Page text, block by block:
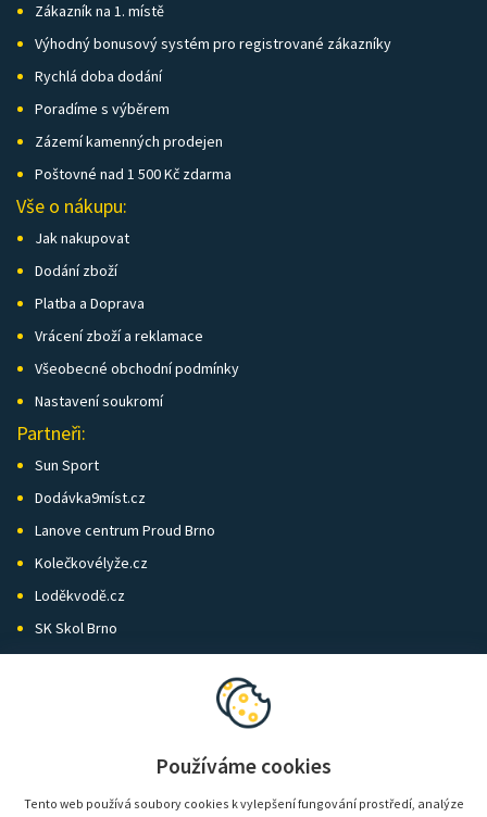
Zákazník na 1. místě
Výhodný bonusový systém pro registrované zákazníky
Rychlá doba dodání
Poradíme s výběrem
Zázemí kamenných prodejen
Poštovné nad 1 500 Kč zdarma
Vše o nákupu:
Jak nakupovat
Dodání zboží
Platba a Doprava
Vrácení zboží a reklamace
Všeobecné obchodní podmínky
Nastavení soukromí
Partneři:
Sun Sport
Dodávka9míst.cz
Lanove centrum Proud Brno
Kolečkovélyže.cz
Loděkvodě.cz
SK Skol Brno
Biatlon Brno
Používáme cookies
Tento web používá soubory cookies k vylepšení fungování prostředí, analýze